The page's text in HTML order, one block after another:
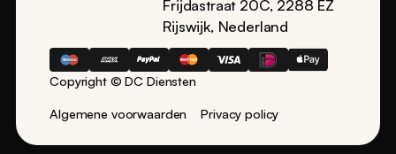
Frijdastraat 20C, 2288 EZ
Rijswijk, Nederland
Copyright © DC Diensten
Algemene voorwaarden Privacy policy